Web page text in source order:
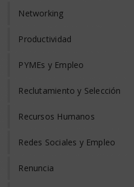
Networking
Productividad
PYMEs y Empleo
Reclutamiento y Selección
Recursos Humanos
Redes Sociales y Empleo
Renuncia